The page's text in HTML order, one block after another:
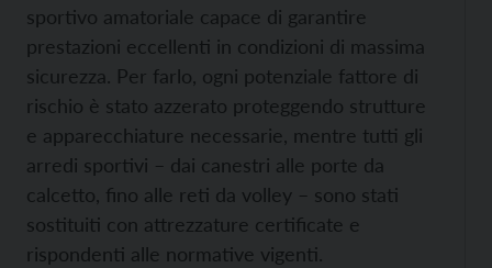
sportivo amatoriale capace di garantire
prestazioni eccellenti in condizioni di massima
sicurezza. Per farlo, ogni potenziale fattore di
rischio è stato azzerato proteggendo strutture
e apparecchiature necessarie, mentre tutti gli
arredi sportivi – dai canestri alle porte da
calcetto, fino alle reti da volley – sono stati
sostituiti con attrezzature certificate e
rispondenti alle normative vigenti.